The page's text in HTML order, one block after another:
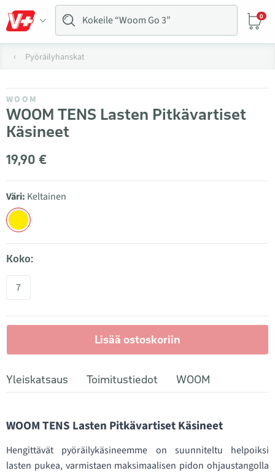
0
Pyöräilyhanskat
WOOM
WOOM TENS Lasten Pitkävartiset
Käsineet
19,90 €
Väri: Keltainen
Koko:
7
Lisää ostoskoriin
Yleiskatsaus Toimitustiedot WOOM
WOOM TENS Lasten Pitkävartiset Käsineet
Hengittävät pyöräilykäsineemme on suunniteltu helpoiksi
lasten pukea, varmistaen maksimaalisen pidon ohjaustangolla